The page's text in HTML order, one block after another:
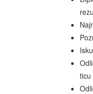
ticu